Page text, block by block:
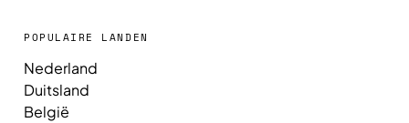
POPULAIRE LANDEN
Nederland
Duitsland
België